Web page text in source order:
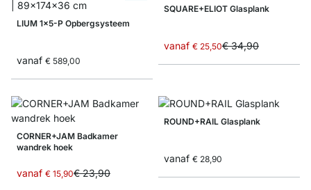
LIUM 1x5-P Opbergsysteem
vanaf € 589,00
SQUARE+ELIOT Glasplank
vanaf € 25,50€ 34,90
CORNER+JAM Badkamer
wandrek hoek
vanaf € 15,90€ 23,90
ROUND+RAIL Glasplank
vanaf € 28,90